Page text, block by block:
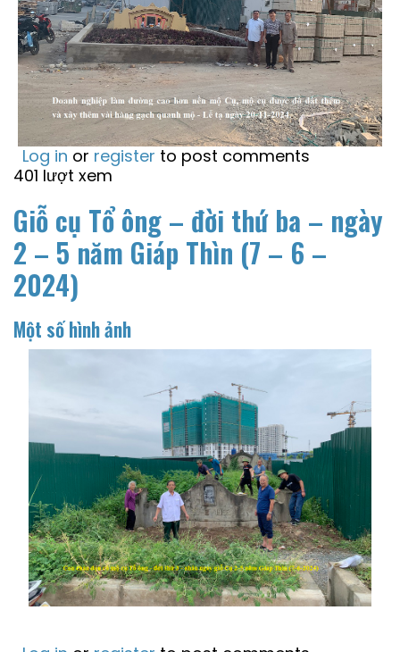
Log in or register to post comments
401 lượt xem
Giỗ cụ Tổ ông – đời thứ ba – ngày
2 – 5 năm Giáp Thìn (7 – 6 –
2024)
Một số hình ảnh